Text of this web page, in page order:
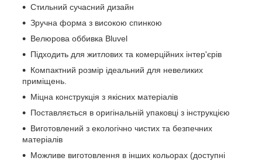
Стильний сучасний дизайн
Зручна форма з високою спинкою
Велюрова оббивка Bluvel
Підходить для житлових та комерційних інтер'єрів
Компактний розмір ідеальний для невеликих
приміщень.
Міцна конструкція з якісних матеріалів
Поставляється в оригінальній упаковці з інструкцією
Виготовлений з екологічно чистих та безпечних
матеріалів
Можливе виготовлення в інших кольорах (доступні